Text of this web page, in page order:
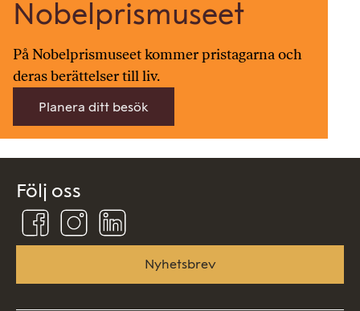
Nobelprismuseet
På Nobelprismuseet kommer pristagarna och
deras berättelser till liv.
Planera ditt besök
Följ oss
Följ
oss
på
Följ
på
InstagramLinkedin
Nyhetsbrev